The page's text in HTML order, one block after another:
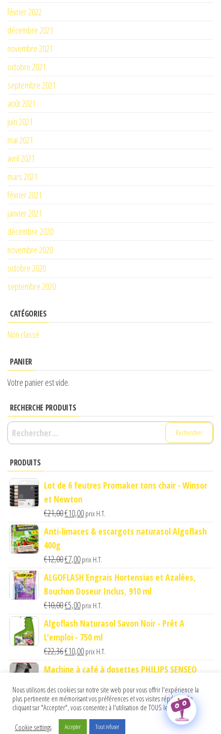
février 2022
décembre 2021
novembre 2021
octobre 2021
septembre 2021
août 2021
juin 2021
mai 2021
avril 2021
mars 2021
février 2021
janvier 2021
décembre 2020
novembre 2020
octobre 2020
septembre 2020
CATÉGORIES
Non classé
PANIER
Votre panier est vide.
RECHERCHE PRODUITS
Rechercher :
PRODUITS
Lot de 6 feutres Promaker tons chair - Winsor
et Newton
€21,00Le
prix
était :
€21,00.
€10,00Le
prix
est :
prix H.T.
Anti-limaces & escargots naturasol Algoflash
400g
€12,00Le
prix
initial
était :
€12,00.
€7,00Le
prix
actuel
est :
€7,00.
prix H.T.
ALGOFLASH Engrais Hortensias et Azalées,
Bouchon Doseur Inclus, 910 ml
€10,00Le
prix
initial
était :
€5,00Le
prix
actuel
est :
€5,00.
prix H.T.
Algoflash Naturasol Savon Noir - Prêt A
L'emploi - 750 ml
€22,36Le
prix
était :
€22,36.
€10,00Le
prix
est :
€10,00.
prix H.T.
Machine à café à dosettes PHILIPS SENSEO
€54,00Le
prix
initial
€35,00Le
prix
actuel
prix H.T.
Nous utilisons des cookies sur notre site web pour vous offrir l'expérience la
plus pertinente en mémorisant vos préférences et vos visites répétées. En
cliquant sur "Accepter", vous consentez à l'utilisation de TOUS les cookies.
Cookie settings
Accepter Tout refuser